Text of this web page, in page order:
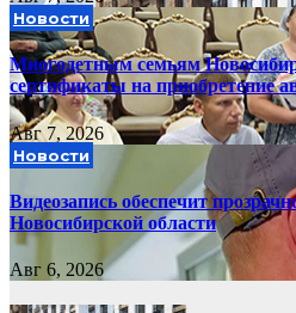
Новости
Многодетным семьям
сертификаты на приобретение
Авг 7, 2026
Новости
Видеозапись обеспечит
Новосибирской области
Авг 6, 2026